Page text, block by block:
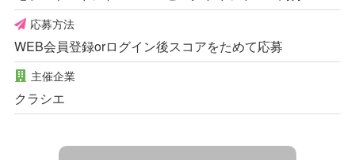
応募方法
WEB会員登録orログイン後スコアをためて応募
主催企業
クラシエ